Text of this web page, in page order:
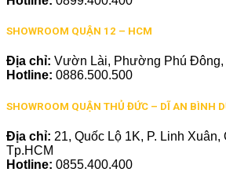
SHOWROOM QUẬN 12 – HCM
Địa chỉ: Vườn Lài, Phường Phú Đông,
Hotline: 0886.500.500
SHOWROOM QUẬN THỦ ĐỨC – DĨ AN BÌNH
Địa chỉ: 21, Quốc Lộ 1K, P. Linh
Tp.HCM
Hotline: 0855.400.400